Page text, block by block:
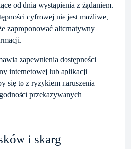
od dnia wystąpienia z żądaniem.
cyfrowej nie jest możliwe,
zaproponować alternatywny
zapewnienia dostępności
internetowej lub aplikacji
się to z ryzykiem naruszenia
przekazywanych
i skarg